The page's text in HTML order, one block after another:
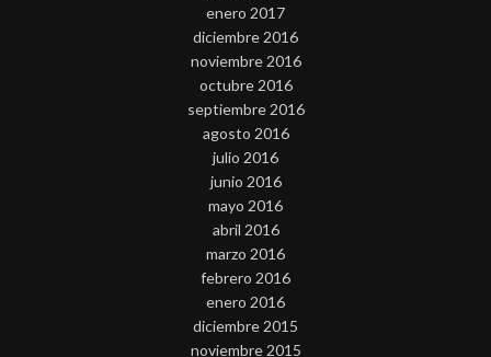
enero 2017
diciembre 2016
noviembre 2016
octubre 2016
septiembre 2016
agosto 2016
julio 2016
junio 2016
mayo 2016
abril 2016
marzo 2016
febrero 2016
enero 2016
diciembre 2015
noviembre 2015